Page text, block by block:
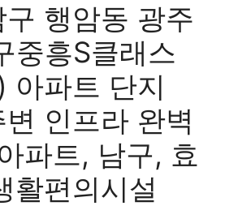
행암동 광주
중흥S클래스
아파트 단지
인프라 완벽
파트, 남구, 효
활편의시설